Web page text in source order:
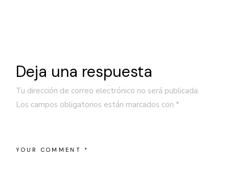
Deja una respuesta
Tu dirección de correo electrónico no será publicada.
Los campos obligatorios están marcados con*